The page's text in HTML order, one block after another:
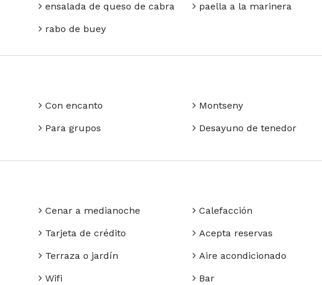
ensalada de queso de cabra
rabo de buey
paella a la marinera
Con encanto
Para grupos
Montseny
Desayuno de tenedor
Cenar a medianoche
Tarjeta de crédito
Terraza o jardín
Wifi
Calefacción
Acepta reservas
Aire acondicionado
Bar